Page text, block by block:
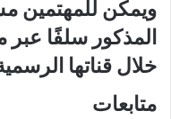
ويمكن للمهتمين
المذكور سلفًا
خلال قناتها
متابعات